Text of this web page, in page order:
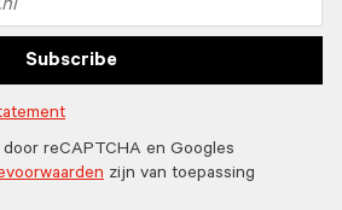
Subscribe
reCAPTCHA en Googles
zijn van toepassing